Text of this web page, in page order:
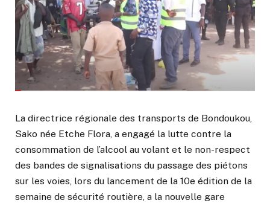
La directrice régionale des transports de Bondoukou,
Sako née Etche Flora, a engagé la lutte contre la
consommation de l’alcool au volant et le non-respect
des bandes de signalisations du passage des piétons
sur les voies, lors du lancement de la 10e édition de la
semaine de sécurité routière, a la nouvelle gare